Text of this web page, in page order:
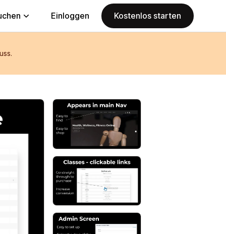
Einloggen Kostenlos starten